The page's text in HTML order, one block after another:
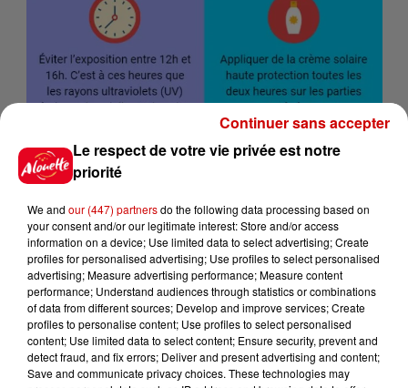
Source : SNDV
Infos Voir plus
Le respect de votre vie privée est notre
priorité
We and our (447) partnersdo the following data processing based on
your consent and/or our legitimate interest: Store and/or access
information on a device; Use limited data to select advertising; Create
profiles for personalised advertising; Use profiles to select personalised
advertising; Measure advertising performance; Measure content
performance; Understand audiences through statistics or combinations
of data from different sources; Develop and improve services; Create
profiles to personalise content; Use profiles to select personalised
content; Use limited data to select content; Ensure security, prevent and
detect fraud, and fix errors; Deliver and present advertising and content;
Save and communicate privacy choices. These technologies may
Continuer sans accepter